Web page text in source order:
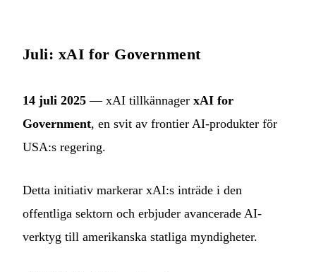
Juli: xAI for Government
14 juli 2025 — xAI tillkännager xAI for
Government, en svit av frontier AI-produkter för
USA:s regering.
Detta initiativ markerar xAI:s inträde i den
offentliga sektorn och erbjuder avancerade AI-
verktyg till amerikanska statliga myndigheter.